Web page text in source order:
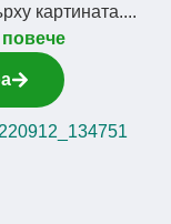
картината....